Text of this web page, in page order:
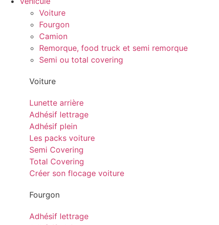
Voiture
Fourgon
Camion
Remorque, food truck et semi remorque
Semi ou total covering
Voiture
Lunette arrière
Adhésif lettrage
Adhésif plein
Les packs voiture
Semi Covering
Total Covering
Créer son flocage voiture
Fourgon
Adhésif lettrage